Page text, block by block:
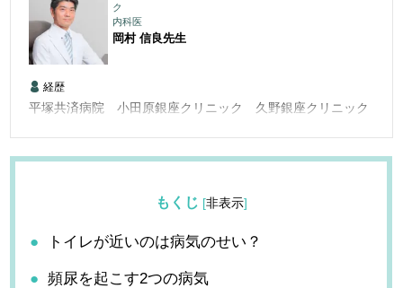
ク
内科医
岡村 信良先生
経歴
平塚共済病院 小田原銀座クリニック 久野銀座クリニック
もくじ [非表示]
トイレが近いのは病気のせい？
頻尿を起こす2つの病気